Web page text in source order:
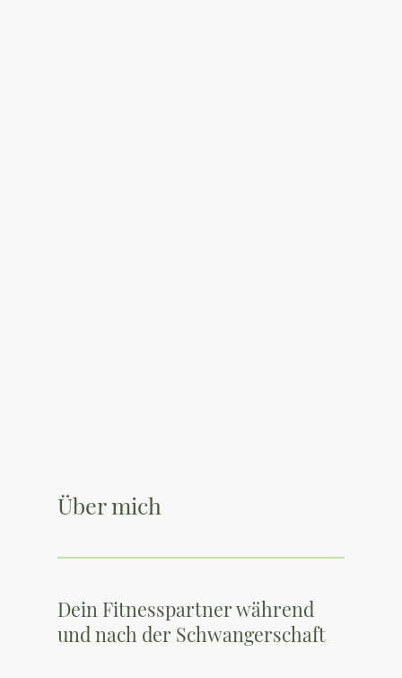
Über mich
Dein Fitnesspartner während
und nach der Schwangerschaft